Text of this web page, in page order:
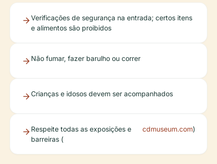
Verificações de segurança na entrada; certos itens
e alimentos são proibidos
Não fumar, fazer barulho ou correr
Crianças e idosos devem ser acompanhados
Respeite todas as exposições e
barreiras (
cdmuseum.com)